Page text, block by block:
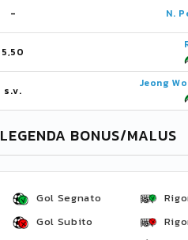
- N.
5,50
s.v.
Jeong
LEGENDA BONUS/MALUS
Gol Segnato
Gol Subito